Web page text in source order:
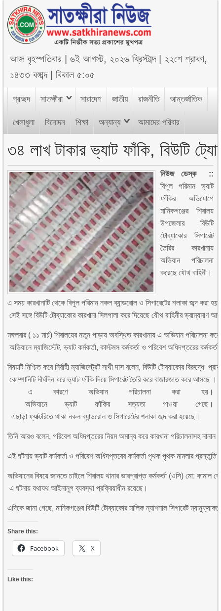
আজবৃহস্পতিবার |৬ই আগস্ট, ২০২৬ খ্রিস্টাব্দ| ২২শে শ্রাবণ,
১৪৩৩ বঙ্গাব্দ|বিকাল ৫:০৫
প্রচ্ছদ সাতক্ষীরা সারাদেশ জাতীয় রাজনীতি আন্তর্জাতিক
খেলাধুলা বিনোদন শিক্ষা অন্যান্য আমাদের পরিবার
৩৪ লাখ টাকার ভ্যাট ফাঁকি, বিউটি
নিউজ ডেস্ক ::
বিপুল পরিমান ভ্যাট
ফাঁকির অভিযোগে
মানিকগঞ্জের শিবালয়
উপজেলার বিউটি
টোব্যাকোর সিগারেট
তৈরির কারখানায়
অভিযান পরিচালনা
করেছে যৌথ বাহিনী।
এ সময় কারখানাটি থেকে বিপুল পরিমান নকল ব্যান্ডরোল ও সিগারেটের শলাকা জব্দ করা
সেই সঙ্গে বিউটি টোব্যাকোর কারখানা সিলগালা করে দিয়েছে যৌথ বাহিনীর ভ্রাম্যমাণ
মঙ্গলবার ( ১১ মার্চ) শিবালয়ের নতুন পাড়ায় অবস্থিত কারখানায় এ অভিযান পরিচালনা
অভিযানে ম্যাজিস্টেট, ভ্যাট কর্মকর্তা, কাস্টমস কর্মকর্তা ও পরিবেশ অধিদপ্তরের
বিষয়টি নিশ্চিত করে নির্বাহী ম্যাজিস্ট্রেট সাথী দাস বলেন, বিউটি টোব্যাকোর বিরুদ্ধে
কোম্পানিটি দীর্ঘদিন ধরে ভ্যাট ফাঁকি দিয়ে সিগারেট তৈরি করে বাজারজাত করে আসছে ।
এ কারণে অভিযান পরিচালনা করা হয়।
অভিযানে ভ্যাট ফাঁকির সত্যতা পাওয়া গেছে।
এছাড়া ফ্যাক্টরিতে থাকা নকল ব্যান্ডরোল ও সিগারেটের শলাকা জব্দ করা হয়েছে।
তিনি আরও বলেন, পরিবেশ অধিদপ্তরের নিয়ম অমান্য করে কারখানা পরিচালনাসহ নানান
এই ঘটনায় ভ্যাট কর্মকর্তা ও পরিবেশ অধিদপ্তরের কর্মকর্তা পৃথক পৃথক মামলার প্রস্তুতি
অভিযানের বিষয়ে জানতে চাইলে শিবালয় থানার ভারপ্রাপ্ত কর্মকর্তা (ওসি) মো:
এ ঘটনায় যথাযথ আইনানুগ ব্যবস্থা প্রক্রিয়াধীন রয়েছে।
এদিকে জানা গেছে, মানিকগঞ্জের বিউটি টোব্যাকোর মালিক ন্যাশনাল সিগারেট
Share this:
Facebook X
Like this: